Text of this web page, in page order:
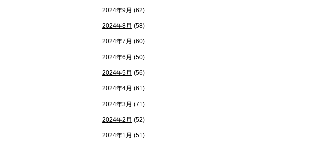
2024年9月 (62)
2024年8月 (58)
2024年7月 (60)
2024年6月 (50)
2024年5月 (56)
2024年4月 (61)
2024年3月 (71)
2024年2月 (52)
2024年1月 (51)